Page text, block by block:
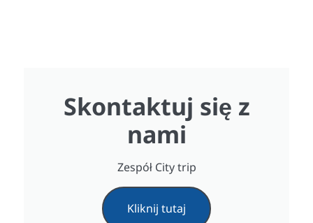
Skontaktuj się z
nami
Zespół City trip
Kliknij tutaj